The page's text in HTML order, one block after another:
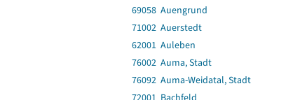
69058 Auengrund
71002 Auerstedt
62001 Auleben
76002 Auma, Stadt
76092 Auma-Weidatal, Stadt